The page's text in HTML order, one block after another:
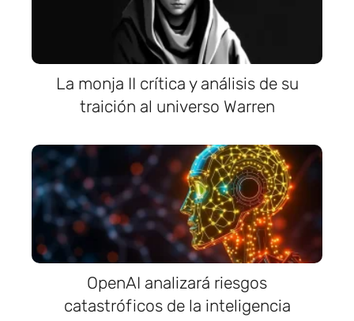
La monja II crítica y análisis de su
traición al universo Warren
OpenAI analizará riesgos
catastróficos de la inteligencia